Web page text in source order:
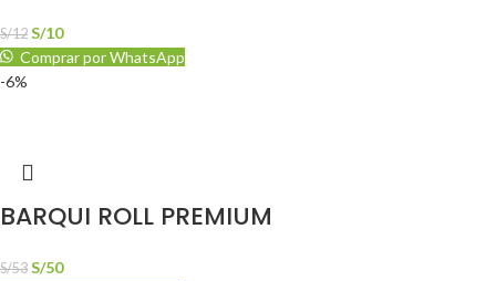
S/12 S/10
Comprar por WhatsApp
-6%
BARQUI ROLL PREMIUM
S/53 S/50